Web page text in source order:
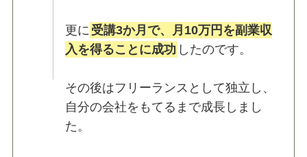
更に 受講3か月で、月10万円を副業収
入を得ることに成功 したのです。
その後はフリーランスとして独立し、
自分の会社をもてるまで成長しまし
た。